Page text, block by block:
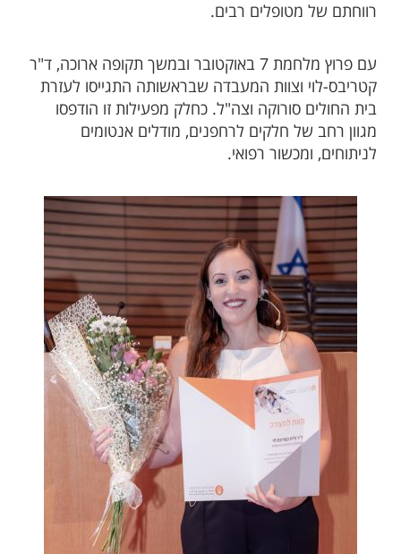
רווחתם של מטופלים רבים.
עם פרוץ מלחמת 7 באוקטובר ובמשך תקופה ארוכה, ד"ר
קטריבס-לוי וצוות המעבדה שבראשותה התגייסו לעזרת
בית החולים סורוקה וצה"ל. כחלק מפעילות זו הודפסו
מגוון רחב של חלקים לרחפנים, מודלים אנטומים
לניתוחים, ומכשור רפואי.